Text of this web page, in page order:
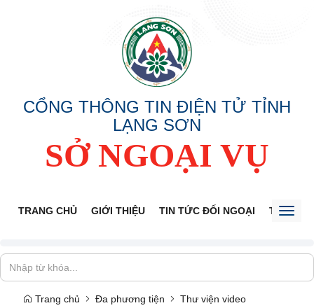
CỔNG THÔNG TIN ĐIỆN TỬ TỈNH
LẠNG SƠN
SỞ NGOẠI VỤ
TRANG CHỦ GIỚI THIỆU TIN TỨC ĐỐI NGOẠI THÔNG
Trang chủ Đa phương tiện Thư viện video